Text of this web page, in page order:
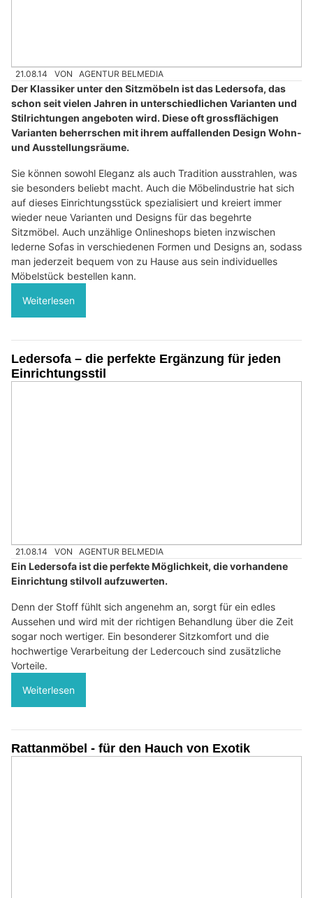
21.08.14 VON AGENTUR BELMEDIA
Der Klassiker unter den Sitzmöbeln ist das Ledersofa, das
schon seit vielen Jahren in unterschiedlichen Varianten und
Stilrichtungen angeboten wird. Diese oft grossflächigen
Varianten beherrschen mit ihrem auffallenden Design Wohn-
und Ausstellungsräume.
Sie können sowohl Eleganz als auch Tradition ausstrahlen, was
sie besonders beliebt macht. Auch die Möbelindustrie hat sich
auf dieses Einrichtungsstück spezialisiert und kreiert immer
wieder neue Varianten und Designs für das begehrte
Sitzmöbel. Auch unzählige Onlineshops bieten inzwischen
lederne Sofas in verschiedenen Formen und Designs an, sodass
man jederzeit bequem von zu Hause aus sein individuelles
Möbelstück bestellen kann.
Weiterlesen
Ledersofa – die perfekte Ergänzung für jeden
Einrichtungsstil
21.08.14 VON AGENTUR BELMEDIA
Ein Ledersofa ist die perfekte Möglichkeit, die vorhandene
Einrichtung stilvoll aufzuwerten.
Denn der Stoff fühlt sich angenehm an, sorgt für ein edles
Aussehen und wird mit der richtigen Behandlung über die Zeit
sogar noch wertiger. Ein besonderer Sitzkomfort und die
hochwertige Verarbeitung der Ledercouch sind zusätzliche
Vorteile.
Weiterlesen
Rattanmöbel - für den Hauch von Exotik